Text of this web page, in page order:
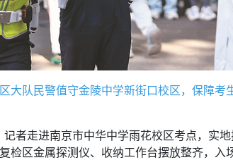
队民警值守金陵中学新街口校区，保障考
走进南京市中华中学雨花校区考点，实
检区金属探测仪、收纳工作台摆放整齐，入